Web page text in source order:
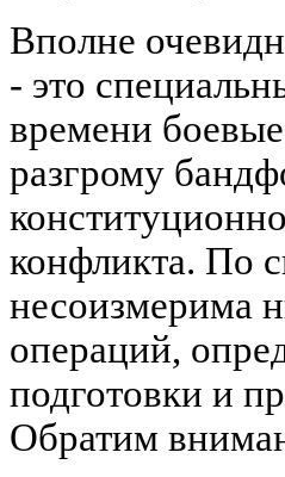
Вполне
- это
времени
разгрому
конфликта. По
несоизмерима
операций,
подготовки и
Обратим